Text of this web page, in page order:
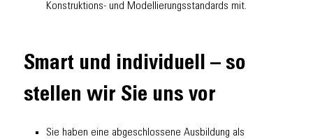
Konstruktions- und Modellierungsstandards mit.
Smart und individuell – so
stellen wir Sie uns vor
Sie haben eine abgeschlossene Ausbildung als